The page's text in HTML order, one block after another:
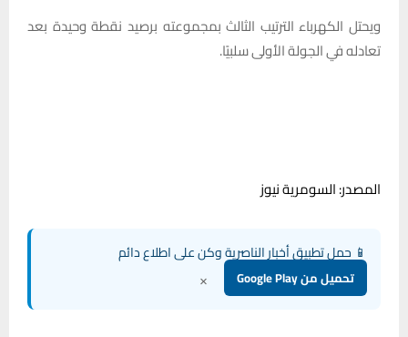
ويحتل الكهرباء الترتيب الثالث بمجموعته برصيد نقطة وحيدة بعد
تعادله في الجولة الأولى سلبيًا.
المصدر: السومرية نيوز
📱 حمل تطبيق أخبار الناصرية وكن على اطلاع دائم
تحميل من Google Play ×